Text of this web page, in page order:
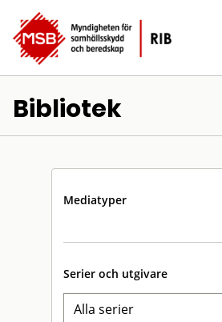
Bibliotek
Mediatyper
Serier och utgivare